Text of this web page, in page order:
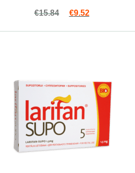
4.93
из
€15.84 €9.52Текущая